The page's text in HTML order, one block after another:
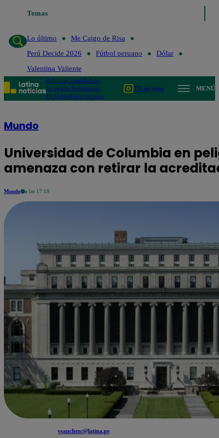
Temas
Lo último
Me Caigo de Risa
Perú Decide 2026
Fútbol peruano
Dólar
Valentina Valiente
PolíticaLimaMundo
Te ayudoTendencias
DeportesEspectáculos
TV en vivo MENÚ
Mundo
Universidad de Columbia en
amenaza con retirar la
Mundo a las 17:19
vsanchezc@latina.pe